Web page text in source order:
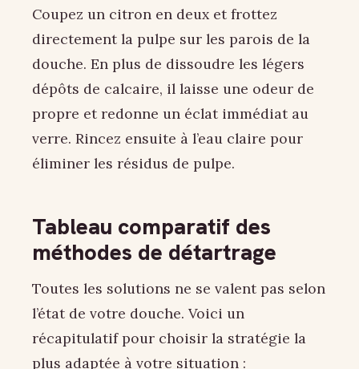
Coupez un citron en deux et frottez
directement la pulpe sur les parois de la
douche. En plus de dissoudre les légers
dépôts de calcaire, il laisse une odeur de
propre et redonne un éclat immédiat au
verre. Rincez ensuite à l’eau claire pour
éliminer les résidus de pulpe.
Tableau comparatif des
méthodes de détartrage
Toutes les solutions ne se valent pas selon
l’état de votre douche. Voici un
récapitulatif pour choisir la stratégie la
plus adaptée à votre situation :